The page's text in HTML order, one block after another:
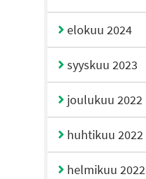
elokuu 2024
syyskuu 2023
joulukuu 2022
huhtikuu 2022
helmikuu 2022